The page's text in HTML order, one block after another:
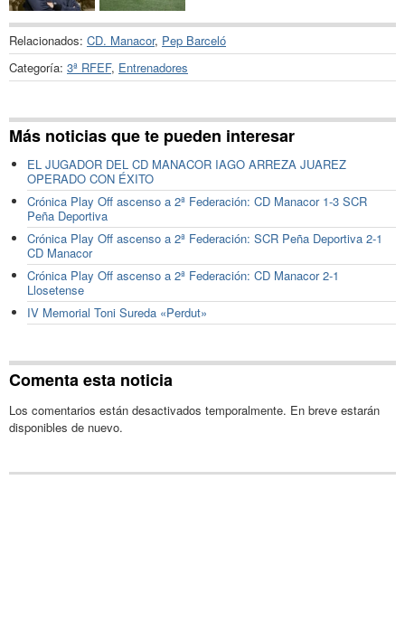
Relacionados: CD. Manacor, Pep Barceló
Categoría: 3ª RFEF, Entrenadores
Más noticias que te pueden interesar
EL JUGADOR DEL CD MANACOR IAGO ARREZA JUAREZ
OPERADO CON ÉXITO
Crónica Play Off ascenso a 2ª Federación: CD Manacor 1-3 SCR
Peña Deportiva
Crónica Play Off ascenso a 2ª Federación: SCR Peña Deportiva 2-1
CD Manacor
Crónica Play Off ascenso a 2ª Federación: CD Manacor 2-1
Llosetense
IV Memorial Toni Sureda «Perdut»
Comenta esta noticia
Los comentarios están desactivados temporalmente. En breve estarán
disponibles de nuevo.